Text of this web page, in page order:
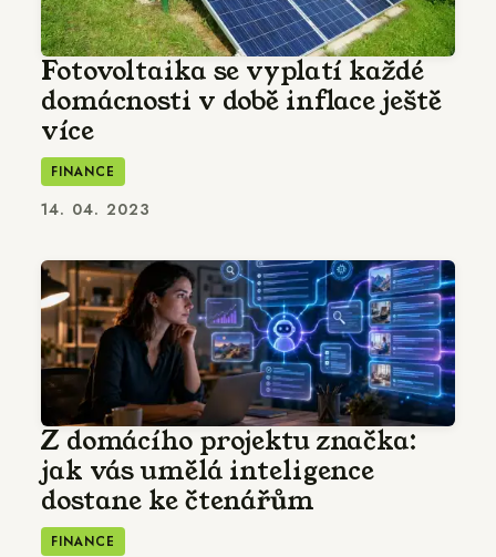
Fotovoltaika se vyplatí každé
domácnosti v době inflace ještě
více
FINANCE
14. 04. 2023
Z domácího projektu značka:
jak vás umělá inteligence
dostane ke čtenářům
FINANCE